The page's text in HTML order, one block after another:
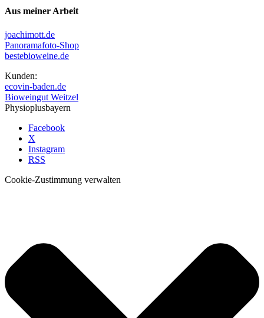
Aus meiner Arbeit
joachimott.de
Panoramafoto-Shop
bestebioweine.de
Kunden:
ecovin-baden.de
Bioweingut Weitzel
Physioplusbayern
Facebook
X
Instagram
RSS
Cookie-Zustimmung verwalten